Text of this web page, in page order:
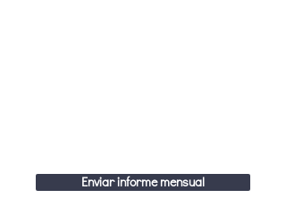
Enviar informe mensual